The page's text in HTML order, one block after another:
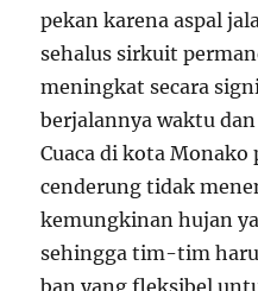
pekan karena aspal
sehalus sirkuit
meningkat secara
berjalannya waktu
Cuaca di kota Monako
cenderung tidak
kemungkinan hujan
sehingga tim-tim
ban yang fleksibel